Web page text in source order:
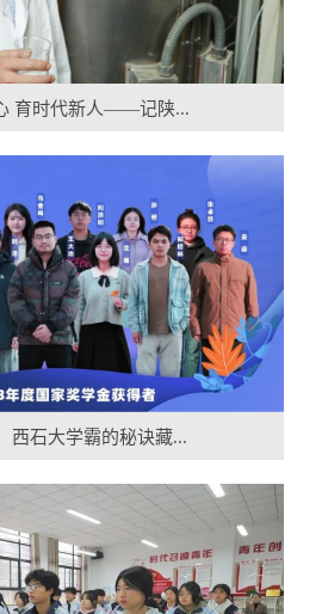
育时代新人——记陕...
西石大学霸的秘诀藏...